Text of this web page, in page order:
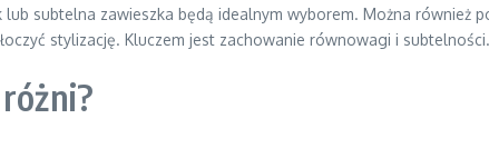
subtelna zawieszka będą idealnym wyborem. Można również
stylizację. Kluczem jest zachowanie równowagi i subtelności.